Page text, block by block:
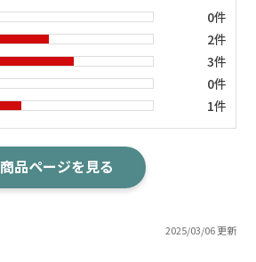
2025/03/06 更新
0件
2件
3件
0件
1件
商品ページを見る